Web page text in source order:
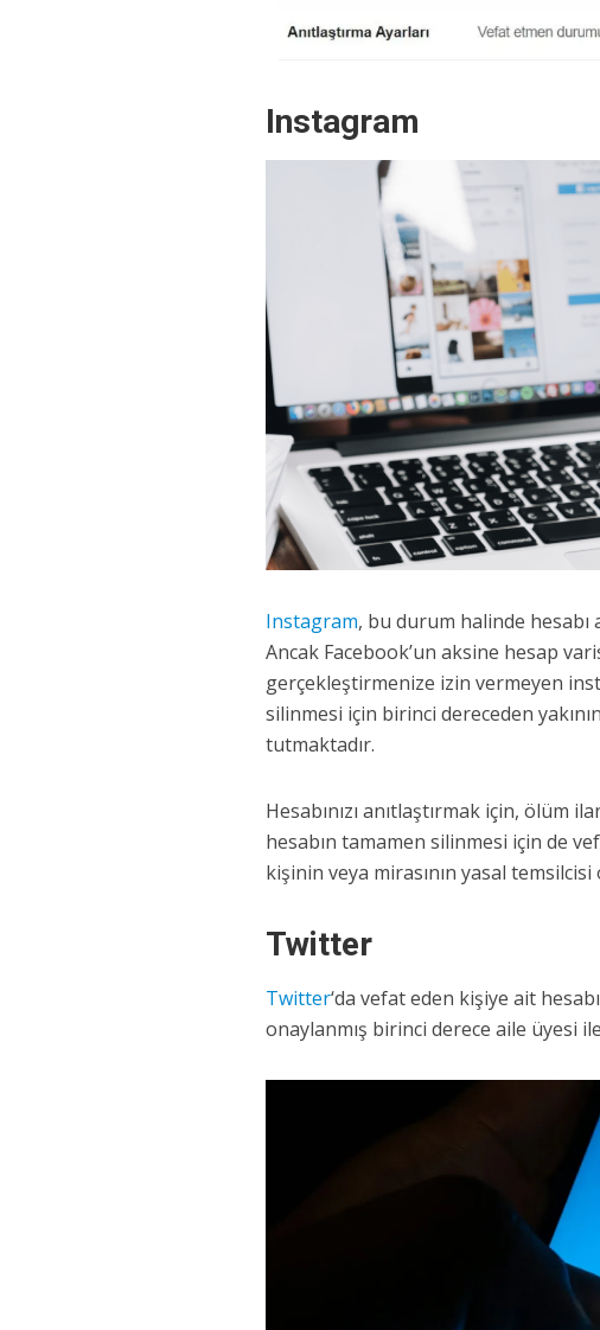
Instagram
Instagram, bu durum halinde hesabı
Ancak Facebook’un aksine hesap
gerçekleştirmenize izin vermeyen
silinmesi için birinci dereceden
tutmaktadır.
Hesabınızı anıtlaştırmak için, ölüm
hesabın tamamen silinmesi için de
kişinin veya mirasının yasal
Twitter
Twitter‘da vefat eden kişiye ait
onaylanmış birinci derece aile üyesi